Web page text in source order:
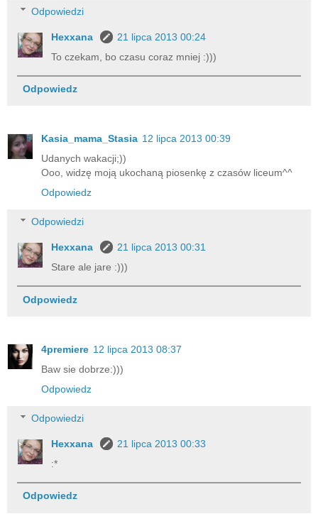
Odpowiedzi
Hexxana
21 lipca 2013 00:24
To czekam, bo czasu coraz mniej :)))
Odpowiedz
Kasia_mama_Stasia 12 lipca 2013 00:39
Udanych wakacji;))
Ooo, widzę moją ukochaną piosenkę z czasów liceum^^
Odpowiedz
Odpowiedzi
Hexxana
21 lipca 2013 00:31
Stare ale jare :)))
Odpowiedz
4premiere 12 lipca 2013 08:37
Baw sie dobrze:)))
Odpowiedz
Odpowiedzi
Hexxana
21 lipca 2013 00:33
:*
Odpowiedz